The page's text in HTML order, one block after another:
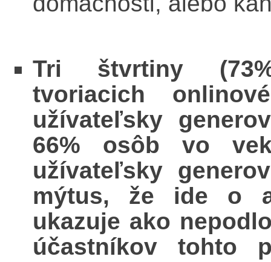
Tri štvrtiny
tvoriacich
užívateľsky
66% osôb vo
užívateľsky
mýtus, že ide o
ukazuje ako
účastníkov tohto